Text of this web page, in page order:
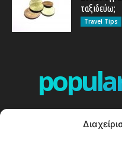
ταξιδεύω;
Travel Tips